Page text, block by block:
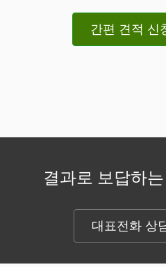
간편 견적 신
결과로 보답하
대표전화 상